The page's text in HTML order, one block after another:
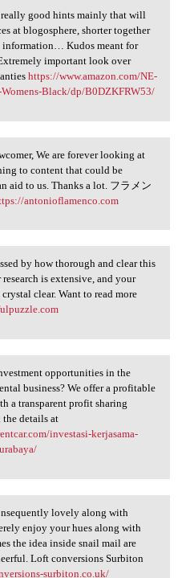
really good
really good hints mainly that will
at blogosphere, shorter together
information… Kudos meant for
important look over
https://www.amazon.com/NE-
Black/dp/B0DZKFRW53/
We are
We are forever looking at
to content that could be
aid to us. Thanks a lot. フラメン
antonioflamenco.com
by how
by how thorough and clear this
is extensive, and your
clear. Want to read more
investment
opportunities in the
business? We offer a profitable
a transparent profit sharing
the details at
investasi-kerjasama-
lovely along with
enjoy your hues along with
the idea inside snail mail are
Loft conversions Surbiton
surbiton.co.uk/